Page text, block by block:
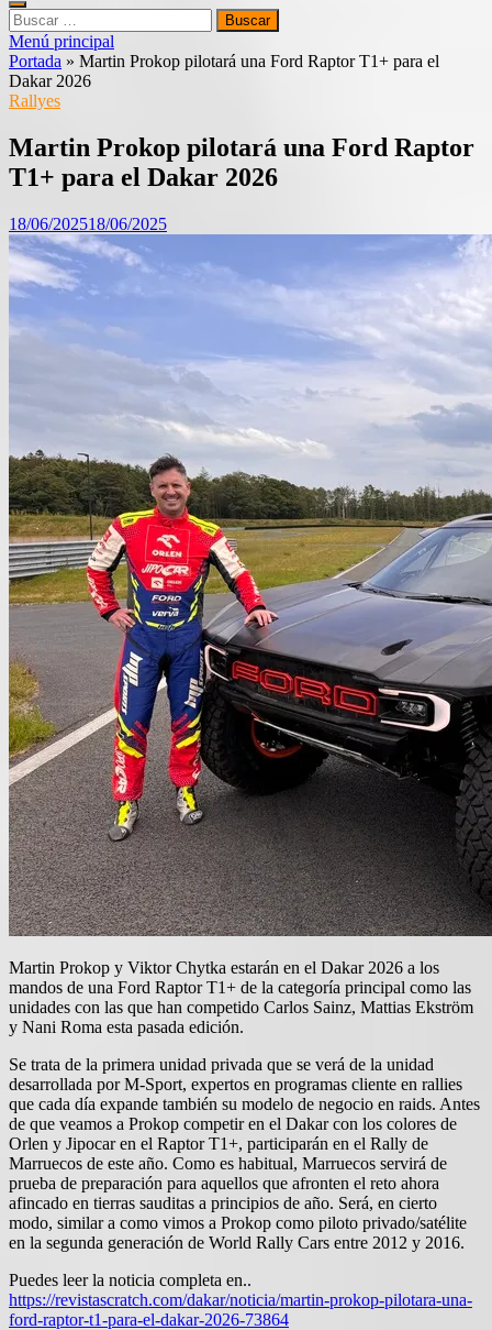
Buscar:
Menú principal
Portada » Martin Prokop pilotará una Ford Raptor T1+ para el
Dakar 2026
Rallyes
Martin Prokop pilotará una Ford Raptor
T1+ para el Dakar 2026
18/06/202518/06/2025
Martin Prokop y Viktor Chytka estarán en el Dakar 2026 a los
mandos de una Ford Raptor T1+ de la categoría principal como las
unidades con las que han competido Carlos Sainz, Mattias Ekström
y Nani Roma esta pasada edición.
Se trata de la primera unidad privada que se verá de la unidad
desarrollada por M-Sport, expertos en programas cliente en rallies
que cada día expande también su modelo de negocio en raids. Antes
de que veamos a Prokop competir en el Dakar con los colores de
Orlen y Jipocar en el Raptor T1+, participarán en el Rally de
Marruecos de este año. Como es habitual, Marruecos servirá de
prueba de preparación para aquellos que afronten el reto ahora
afincado en tierras sauditas a principios de año. Será, en cierto
modo, similar a como vimos a Prokop como piloto privado/satélite
en la segunda generación de World Rally Cars entre 2012 y 2016.
Puedes leer la noticia completa en..
https://revistascratch.com/dakar/noticia/martin-prokop-pilotara-una-
ford-raptor-t1-para-el-dakar-2026-73864